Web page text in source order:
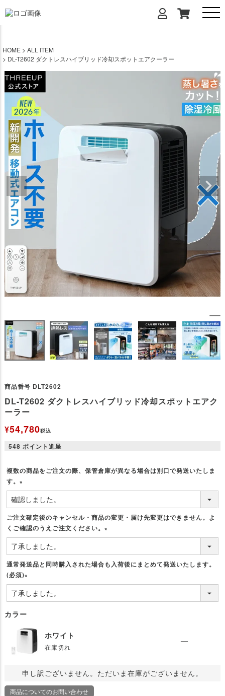
HOME
ALL ITEM
DL-T2602 ダクトレスハイブリッド冷却スポットエアクーラー
商品番号 DLT2602
DL-T2602 ダクトレスハイブリッド冷却スポットエアク
ーラー
¥54,780税込
548 ポイント進呈
複数の商品をご注文の際、保管倉庫が異なる場合は別口で発送いたしま
す。
(
必
須
)
ご注文確定後のキャンセル・商品の変更・届け先変更はできません。よ
くご確認のうえご注文ください。
必
須
通常発送品と同時購入された場合も入荷後にまとめて発送いたします。
(必須)
(
必
カラー
ホワイト
在庫切れ
—
申し訳ございません。ただいま在庫がございません。
商品についてのお問い合わせ